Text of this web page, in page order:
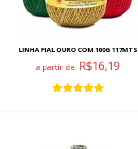
LINHA FIAL OURO COM 100G 117MTS
a partir de: R$16,19